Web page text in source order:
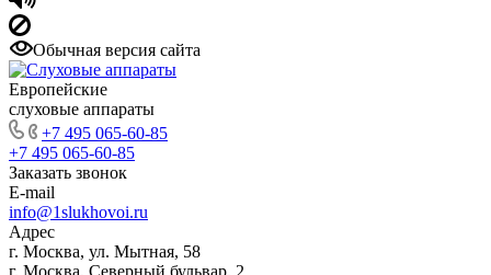
Обычная версия сайта
Европейские
слуховые аппараты
+7 495 065-60-85
+7 495 065-60-85
Заказать звонок
E-mail
info@1slukhovoi.ru
Адрес
г. Москва, ул. Мытная, 58
г. Москва, Северный бульвар, 2